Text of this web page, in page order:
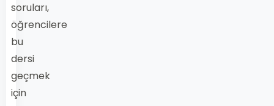
soruları,
öğrencilere
bu
dersi
geçmek
için